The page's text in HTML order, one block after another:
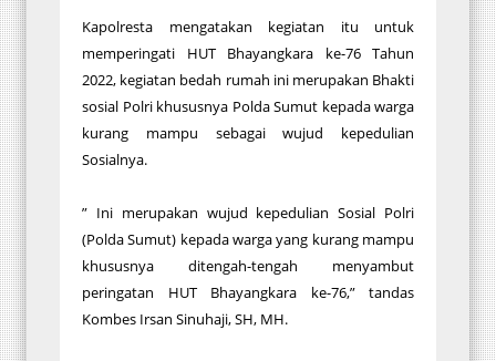
Kapolresta mengatakan kegiatan itu untuk
memperingati HUT Bhayangkara ke-76 Tahun
2022, kegiatan bedah rumah ini merupakan Bhakti
sosial Polri khususnya Polda Sumut kepada warga
kurang mampu sebagai wujud kepedulian
Sosialnya.
” Ini merupakan wujud kepedulian Sosial Polri
(Polda Sumut) kepada warga yang kurang mampu
khususnya ditengah-tengah menyambut
peringatan HUT Bhayangkara ke-76,” tandas
Kombes Irsan Sinuhaji, SH, MH.